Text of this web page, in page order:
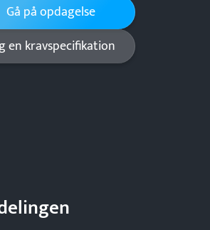
Gå på opdagelse
en kravspecifikation